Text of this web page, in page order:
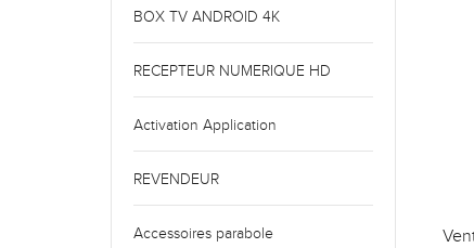
BOX TV ANDROID 4K
RECEPTEUR NUMERIQUE HD
Activation Application
REVENDEUR
Accessoires parabole